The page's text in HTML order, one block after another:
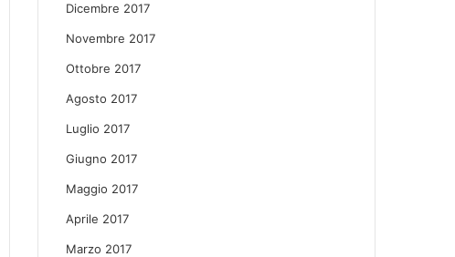
Dicembre 2017
Novembre 2017
Ottobre 2017
Agosto 2017
Luglio 2017
Giugno 2017
Maggio 2017
Aprile 2017
Marzo 2017